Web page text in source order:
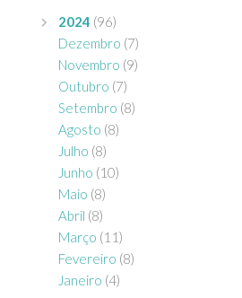
2024 (96)
Dezembro (7)
Novembro (9)
Outubro (7)
Setembro (8)
Agosto (8)
Julho (8)
Junho (10)
Maio (8)
Abril (8)
Março (11)
Fevereiro (8)
Janeiro (4)